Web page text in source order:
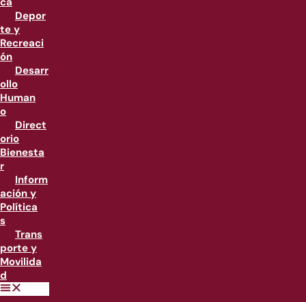
Depor
te y
Recreaci
ón
Desarr
ollo
Human
o
Direct
orio
Bienesta
r
Inform
ación y
Política
s
Trans
porte y
Movilida
d